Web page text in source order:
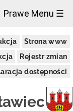
Prawe Menu ☰
Strona www
Rejestr zmian
dostępności
×